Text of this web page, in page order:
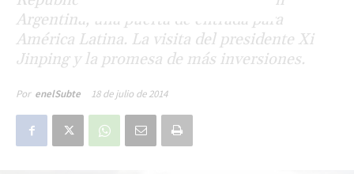
Argentina, una puerta de entrada para
América Latina. La visita del presidente Xi
Jinping y la promesa de más inversiones.
Por enelSubte 18 de julio de 2014